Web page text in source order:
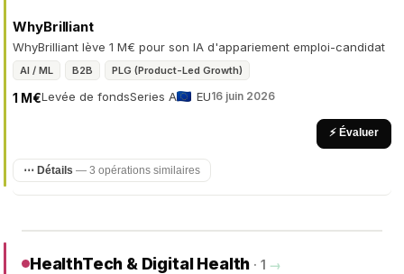
WhyBrilliant
WhyBrilliant lève 1 M€ pour son IA d'appariement emploi-candidat
AI / ML B2B PLG (Product-Led Growth)
Levée de fonds
1 M€ Series A EU16 juin 2026
⚡ Évaluer
⋯ Détails — 3 opérations similaires
HealthTech & Digital Health · 1 →